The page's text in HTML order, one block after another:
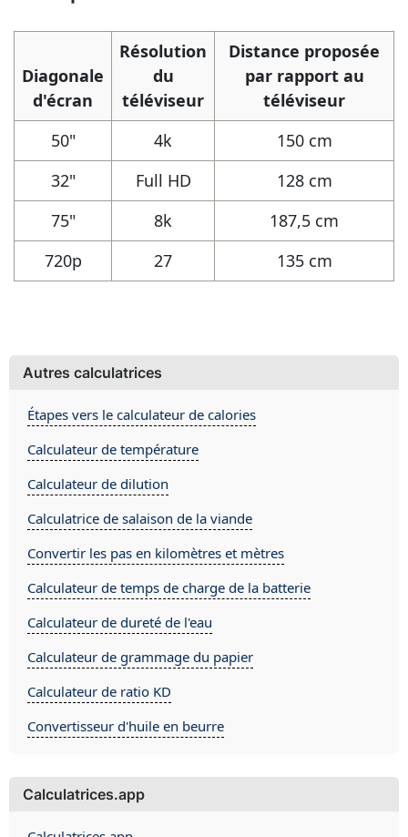
Diagonale
d'écran
Résolution
du
téléviseur
Distance proposée
par rapport au
téléviseur
50"
4k
150 cm
32"
Full HD
128 cm
75"
8k
187,5 cm
720p
27 135 cm
Autres calculatrices
Étapes vers le calculateur de calories
Calculateur de température
Calculateur de dilution
Calculatrice de salaison de la viande
Convertir les pas en kilomètres et mètres
Calculateur de temps de charge de la batterie
Calculateur de dureté de l'eau
Calculateur de grammage du papier
Calculateur de ratio KD
Convertisseur d'huile en beurre
Calculatrices.app